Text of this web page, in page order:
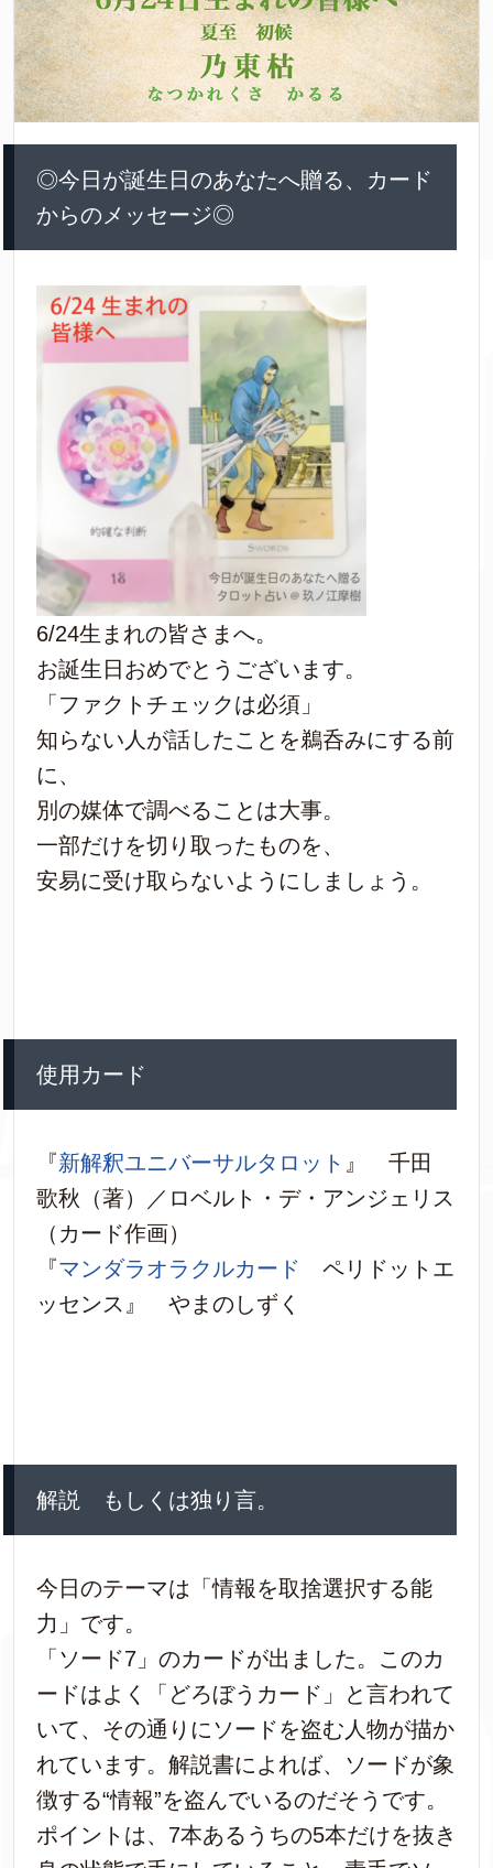
◎今日が誕生日のあなたへ贈る、カード
からのメッセージ◎
6/24生まれの皆さまへ。
お誕生日おめでとうございます。
「ファクトチェックは必須」
知らない人が話したことを鵜呑みにする前
に、
別の媒体で調べることは大事。
一部だけを切り取ったものを、
安易に受け取らないようにしましょう。
使用カード
『新解釈ユニバーサルタロット 』 千田
歌秋（著）／ロベルト・デ・アンジェリス
（カード作画）
『マンダラオラクルカード ペリドットエ
ッセンス』 やまのしずく
解説 もしくは独り言。
今日のテーマは「情報を取捨選択する能
力」です。
「ソード7」のカードが出ました。このカ
ードはよく「どろぼうカード」と言われて
いて、その通りにソードを盗む人物が描か
れています。解説書によれば、ソードが象
徴する“情報”を盗んでいるのだそうです。
ポイントは、7本あるうちの5本だけを抜き